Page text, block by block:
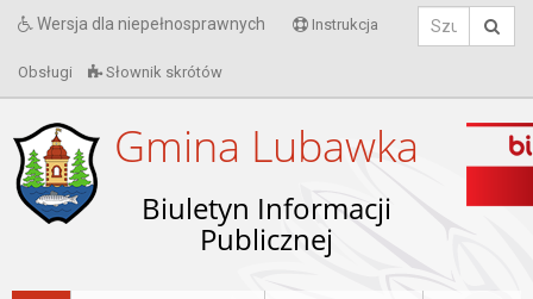
Wersja dla niepełnosprawnych Instrukcja
Obsługi Słownik skrótów
Gmina Lubawka
Biuletyn Informacji
Publicznej